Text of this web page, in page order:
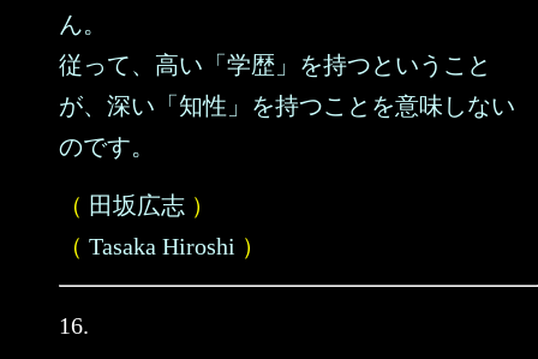
ん。
従って、高い「学歴」を持つということ
が、深い「知性」を持つことを意味しない
のです。
（ 田坂広志 ）
（ Tasaka Hiroshi ）
16.